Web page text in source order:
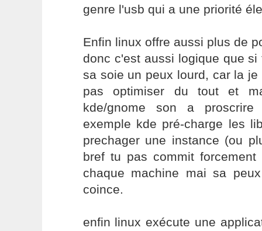
genre l'usb qui a une priorité
Enfin linux offre aussi plus de
donc c'est aussi logique que
sa soie un peux lourd, car la
pas optimiser du tout et
kde/gnome son a
exemple kde pré-charge les
prechager une instance (ou
bref tu pas commit
chaque machine mai sa
coince.
enfin linux exécute une